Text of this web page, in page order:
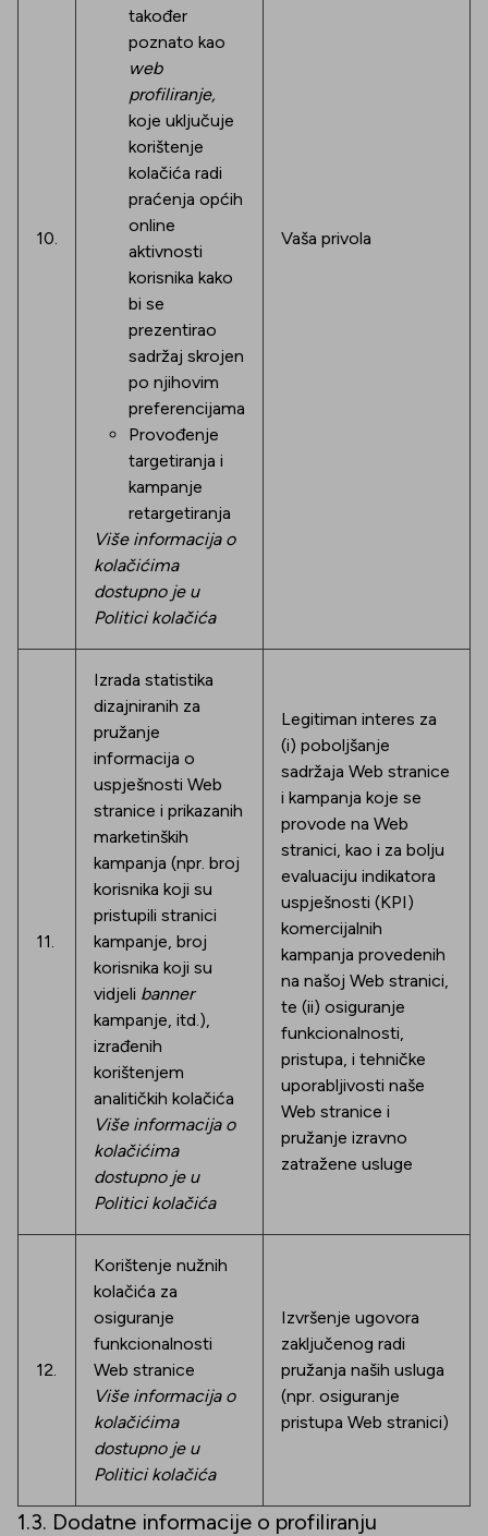
10.
također
poznato kao
web
profiliranje,
koje uključuje
korištenje
kolačića radi
praćenja općih
online
aktivnosti
korisnika kako
bi se
prezentirao
sadržaj skrojen
po njihovim
preferencijama
Provođenje
targetiranja i
kampanje
retargetiranja
Više informacija o
kolačićima
dostupno je u
Politici kolačića
Vaša privola
11.
Izrada statistika
dizajniranih za
pružanje
informacija o
uspješnosti Web
stranice i prikazanih
marketinških
kampanja (npr. broj
korisnika koji su
pristupili stranici
kampanje, broj
korisnika koji su
vidjeli banner
kampanje, itd.),
izrađenih
korištenjem
analitičkih kolačića
Više informacija o
kolačićima
dostupno je u
Politici kolačića
Legitiman interes za
(i) poboljšanje
sadržaja Web stranice
i kampanja koje se
provode na Web
stranici, kao i za bolju
evaluaciju indikatora
uspješnosti (KPI)
komercijalnih
kampanja provedenih
na našoj Web stranici,
te (ii) osiguranje
funkcionalnosti,
pristupa, i tehničke
uporabljivosti naše
Web stranice i
pružanje izravno
zatražene usluge
12.
Korištenje nužnih
kolačića za
osiguranje
funkcionalnosti
Web stranice
Više informacija o
kolačićima
dostupno je u
Politici kolačića
Izvršenje ugovora
zaključenog radi
pružanja naših usluga
(npr. osiguranje
pristupa Web stranici)
1.3. Dodatne informacije o profiliranju